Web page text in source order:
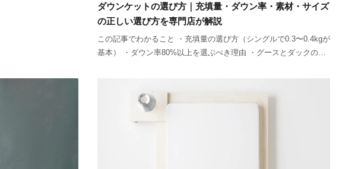
ダウンケットの選び方｜充填量・ダウン率・素材・サイズ
の正しい選び方を専門店が解説
この記事でわかること ・充填量の選び方（シングルで0.3〜0.4kgが
基本） ・ダウン率80%以上を選ぶべき理由 ・グースとダックの夏